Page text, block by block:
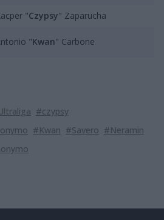
"Czypsy" Zaparucha
"Kwan" Carbone
#czypsy
#Kwan #Savero #Neramin